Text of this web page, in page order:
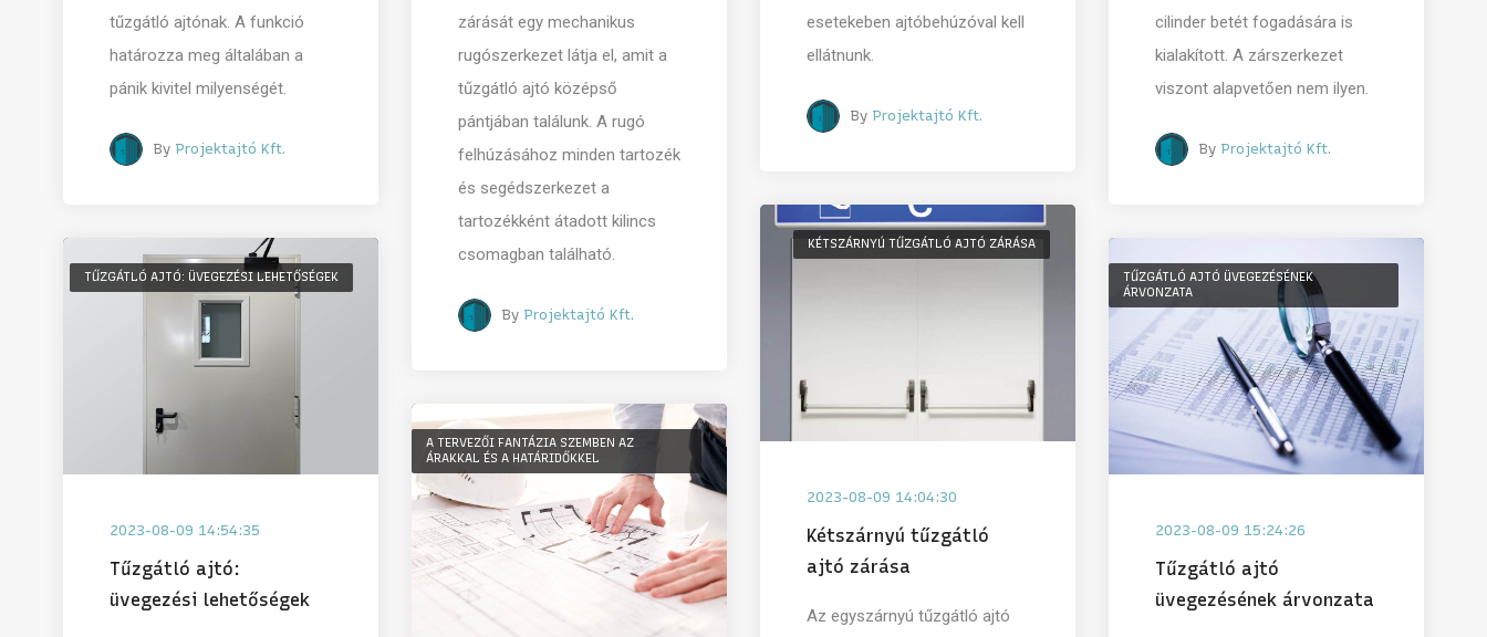
tűzgátló ajtónak. A funkció
határozza meg általában a
pánik kivitel milyenségét.
By Projektajtó Kft.
zárását egy mechanikus
rugószerkezet látja el, amit a
tűzgátló ajtó középső
pántjában találunk. A rugó
felhúzásához minden tartozék
és segédszerkezet a
tartozékként átadott kilincs
csomagban található.
By Projektajtó Kft.
esetekeben ajtóbehúzóval kell
ellátnunk.
By Projektajtó Kft.
cilinder betét fogadására is
kialakított. A zárszerkezet
viszont alapvetően nem ilyen.
ByProjektajtó Kft.
KÉTSZÁRNYÚ TŰZGÁTLÓ AJTÓ ZÁRÁSA
2023-08-09 14:04:30
Kétszárnyú tűzgátló
ajtó zárása
Az egyszárnyú tűzgátló ajtó
TŰZGÁTLÓ AJTÓ: ÜVEGEZÉSI LEHETŐSÉGEK
2023-08-09 14:54:35
Tűzgátló ajtó:
üvegezési lehetőségek
TŰZGÁTLÓ AJTÓ ÜVEGEZÉSÉNEK
ÁRVONZATA
2023-08-09 15:24:26
Tűzgátló ajtó
üvegezésének árvonzata
A TERVEZŐI FANTÁZIA SZEMBEN AZ
ÁRAKKAL ÉS A HATÁRIDŐKKEL